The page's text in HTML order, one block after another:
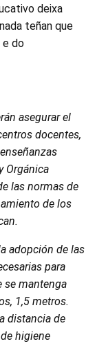
deixa
teñan que
e do
asegurar el
docentes,
Orgánica
las normas de
de los
adopción de las
para
se mantenga
1,5 metros.
distancia de
higiene